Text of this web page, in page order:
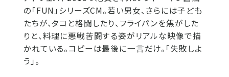
の「FUN」シリーズCM。若い男女、さらには子ども
たちが、タコと格闘したり、フライパンを焦がした
りと、料理に悪戦苦闘する姿がリアルな映像で描
かれている。コピーは最後に一言だけ。「失敗しよ
う」。